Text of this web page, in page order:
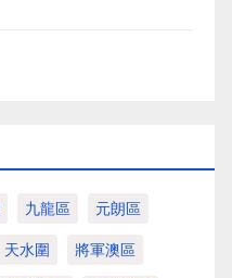
九龍區 元朗區
天水圍 將軍澳區